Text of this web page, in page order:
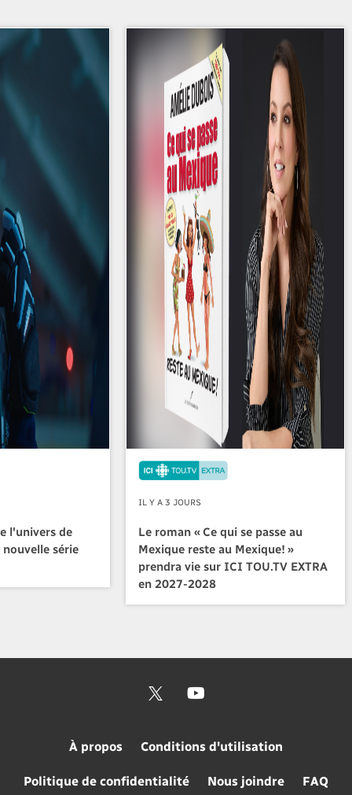
l'univers de
série
IL Y A 3 JOURS
Le roman « Ce qui se passe au
Mexique reste au Mexique! »
prendra vie sur ICI TOU.TV EXTRA
en 2027-2028
À propos Conditions d'utilisation
Politique de confidentialité Nous joindre FAQ